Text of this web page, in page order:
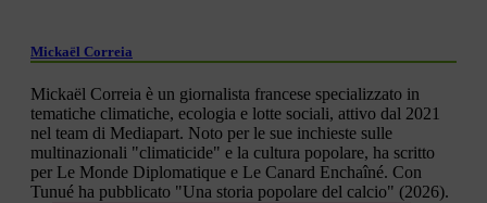
Mickaël Correia
Mickaël Correia è un giornalista francese specializzato in
tematiche climatiche, ecologia e lotte sociali, attivo dal 2021
nel team di Mediapart. Noto per le sue inchieste sulle
multinazionali "climaticide" e la cultura popolare, ha scritto
per Le Monde Diplomatique e Le Canard Enchaîné. Con
Tunué ha pubblicato "Una storia popolare del calcio" (2026).